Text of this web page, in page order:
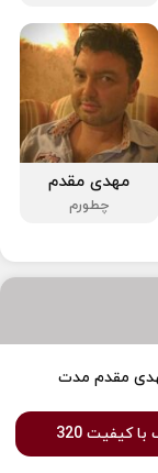
مهدی مقدم
چطورم
مقدم مدت
کیفیت 320